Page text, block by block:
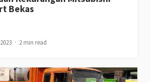
Bekas
2 min read